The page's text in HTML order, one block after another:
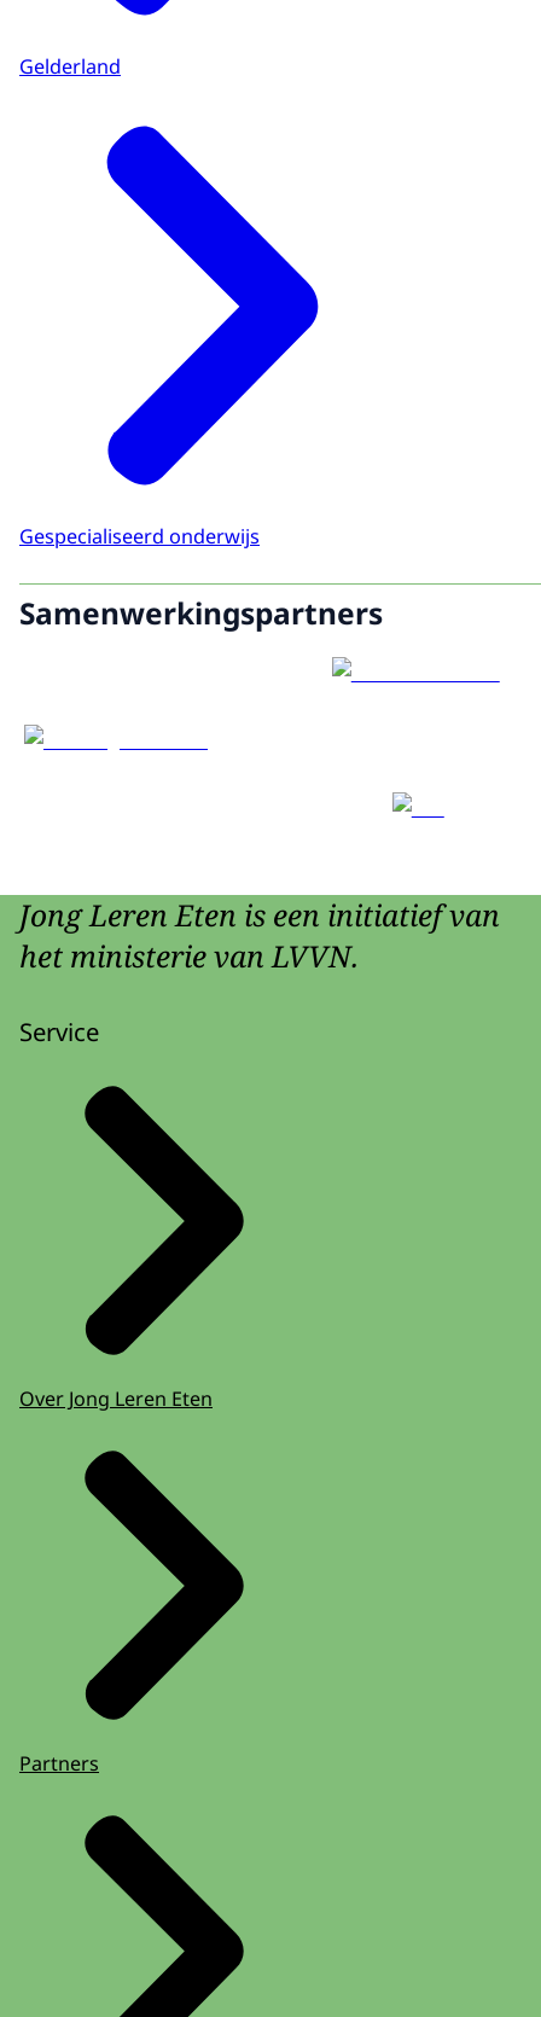
Gelderland
Gespecialiseerd onderwijs
Samenwerkingspartners
Jong Leren Eten is een initiatief van
het ministerie van LVVN.
Service
Over Jong Leren Eten
Partners